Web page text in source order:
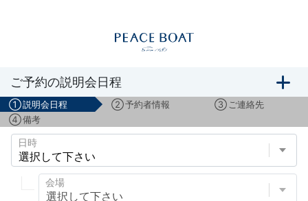
船旅説明会のご予約
ご予約の説明会日程
①説明会日程 ②予約者情報 ③ ご連絡先
④備考
日時
会場